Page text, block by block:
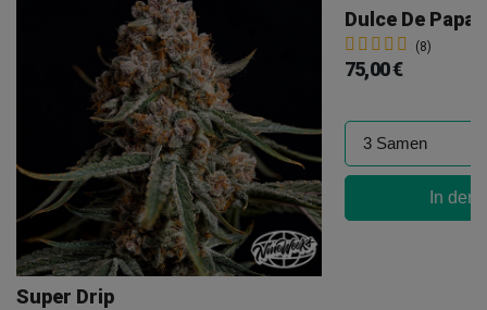
Super Drip
Dulce De
(8)
75,00 €
In den